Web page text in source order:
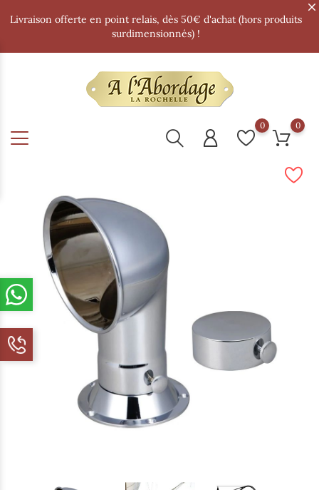
Livraison offerte en point relais, dès 50€ d'achat (hors produits
surdimensionnés) !
0 0